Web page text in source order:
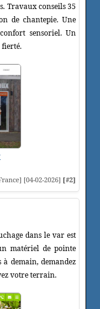
Travaux conseils 35
de chantepie. Une
sensoriel. Un
[04-02-2026] [#2]
dans le var est
matériel de pointe
demain, demandez
votre terrain.